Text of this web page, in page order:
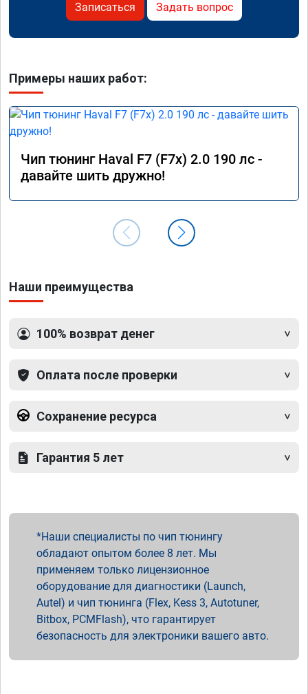
Записаться Задать вопрос
Примеры наших работ:
Чип тюнинг Haval F7 (F7x) 2.0 190 лс -
давайте шить дружно!
Наши преимущества
100% возврат денег
Оплата после проверки
Сохранение ресурса
Гарантия 5 лет
Наши специалисты по чип тюнингу
обладают опытом более 8 лет. Мы
применяем только лицензионное
оборудование для диагностики (Launch,
Autel) и чип тюнинга (Flex, Kess 3, Autotuner,
Bitbox, PCMFlash), что гарантирует
безопасность для электроники вашего авто.